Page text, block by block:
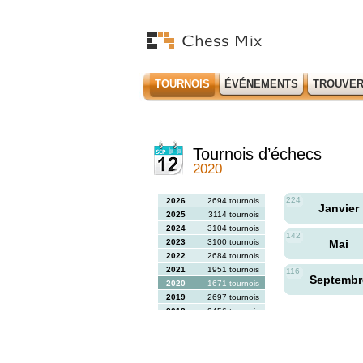
TOURNOIS ÉVÉNEMENTS
Tournois d’échecs
2020
2026
2694 tournois
2025
3114 tournois
2024
3104 tournois
2023
3100 tournois
2022
2684 tournois
2021
1951 tournois
2020
1671 tournois
2019
2697 tournois
2018
2456 tournois
224
Janvier
142
Mai
116